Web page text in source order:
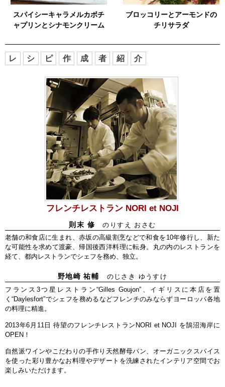
スパイシーキャラメルカボチ
ャプリンとシナモンクリーム
ブロッコリーとアーモンドの
チリサラダ
レ シ ピ 作 成 者 紹 介
フレンチレストラン NORI et NOJI
則末 修のりすえ おさむ
老舗の和食店に生まれ、赤坂の高級割烹などで和食を10年修行し、新た
な可能性を求めて渡豪、帰国後西洋料理に転身。丸の内のレストランを
経て、都内レストランでシェフを務め、独立。
野地崎 祐輔 のじさき ゆうすけ
フランス3つ星レストラン“Gilles Goujon”、イギリスに本店を置
く“Daylesfort”でシェフを務めるなどフレンチのみならずヨーロッパ各地
の料理に精進。
2013年6月11日 待望のフレンチレストランNORI et NOJI を鵠沼海岸に
OPEN！
自然派ワインやこだわりの手作り天然酵母パン、オーガニックスパイス
を使った彩り豊かなお料理やデザートを洗練されたインテリア空間でお
楽しみいただけます。